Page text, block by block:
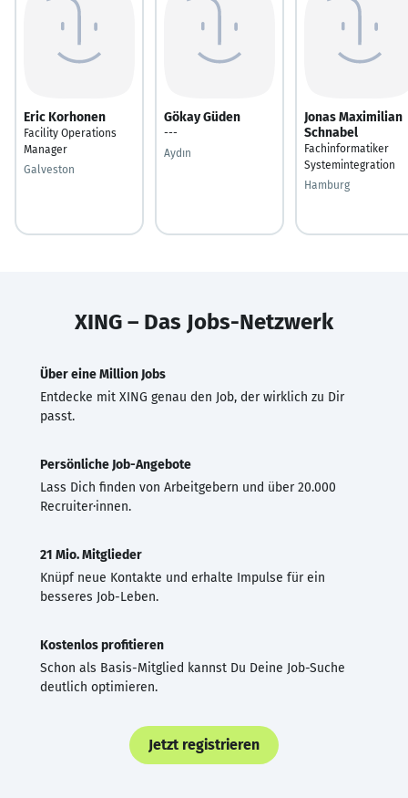
Eric Korhonen
Facility Operations
Manager
Galveston
Gökay Güden
---
Aydın
Jonas Maximilian
Schnabel
Fachinformatiker
Systemintegration
Hamburg
XING – Das Jobs-Netzwerk
Über eine Million Jobs
Entdecke mit XING genau den Job, der wirklich zu Dir
passt.
Persönliche Job-Angebote
Lass Dich finden von Arbeitgebern und über 20.000
Recruiter·innen.
21 Mio. Mitglieder
Knüpf neue Kontakte und erhalte Impulse für ein
besseres Job-Leben.
Kostenlos profitieren
Schon als Basis-Mitglied kannst Du Deine Job-Suche
deutlich optimieren.
Jetzt registrieren